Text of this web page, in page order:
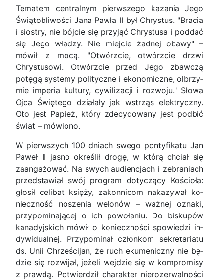
Tematem centralnym pierwszego kazania Jego
Świątobliwości Jana Pawła II był Chrystus. "Bracia
i siostry, nie bójcie się przyjąć Chrystusa i poddać
się Jego władzy. Nie miejcie żadnej obawy" –
mówił z mocą. "Otwórzcie, otwórzcie drzwi
Chrystusowi. Otwórzcie przed Jego zbawczą
potęgą systemy polityczne i ekonomiczne, olbrzy­
mie imperia kultury, cywilizacji i rozwoju." Słowa
Ojca Świętego działały jak wstrząs elektryczny.
Oto jest Papież, który zdecydowany jest podbić
świat – mówiono.
W pierwszych 100 dniach swego pontyfikatu Jan
Paweł II jasno określił drogę, w którą chciał się
zaangażować. Na swych audiencjach i zebraniach
przedstawiał swój program dotyczący Kościoła:
głosił celibat księży, zakonnicom nakazywał ko­
nieczność noszenia welonów – ważnej oznaki,
przypominającej o ich powołaniu. Do biskupów
ka­nadyjskich mówił o konieczności spowiedzi in­
dywi­dualnej. Przypominał członkom sekretariatu
ds. Unii Chrześcijan, że ruch ekumeniczny nie bę­
dzie się rozwijał, jeżeli wejdzie się w kompromisy
z prawdą. Potwierdził charakter nierozerwalności